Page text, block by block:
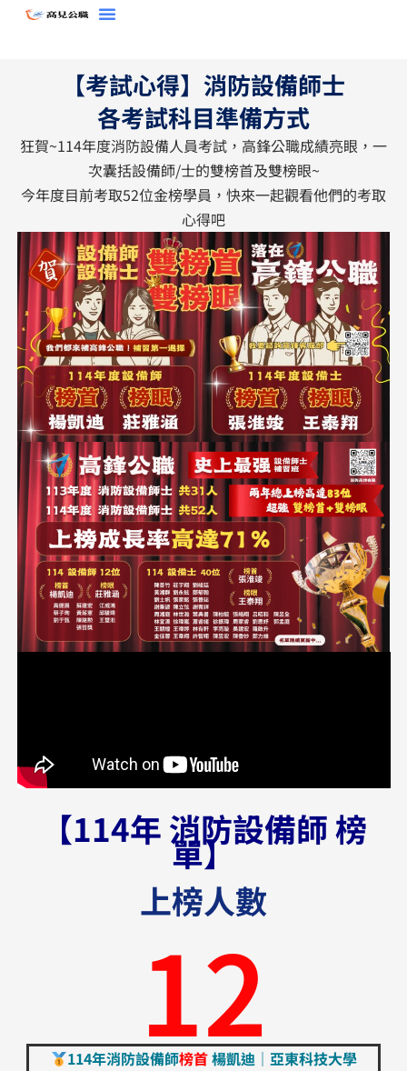
【考試心得】消防設備師士
各考試科目準備方式
狂賀~114年度消防設備人員考試，高鋒公職成績亮眼，一
次囊括設備師/士的雙榜首及雙榜眼~
今年度目前考取52位金榜學員，快來一起觀看他們的考取
心得吧
【114年 消防設備師 榜
單】
上榜人數
12
114年消防設備師榜首楊凱迪｜亞東科技大學